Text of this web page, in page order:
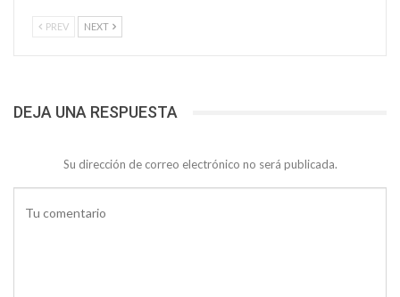
PREV NEXT
DEJA UNA RESPUESTA
Su dirección de correo electrónico no será publicada.